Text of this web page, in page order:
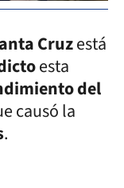
Cruzestá
esta
del
causó la
.